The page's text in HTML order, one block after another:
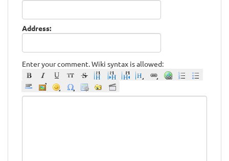
Address:
Enter your comment. Wiki syntax is allowed: